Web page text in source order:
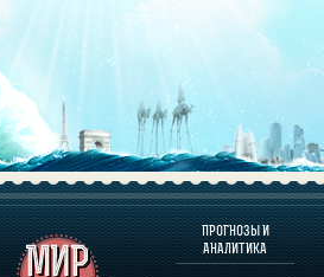
ПРОГНОЗЫ И
АНАЛИТИКА
О ПРОГРАММЕ
ХАРАКТЕРA ЧЕЛОВЕКА